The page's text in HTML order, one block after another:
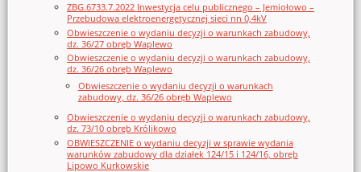
ZBG.6733.7.2022 Inwestycja celu publicznego – Jemiołowo –
Przebudowa elektroenergetycznej sieci nn 0,4kV
Obwieszczenie o wydaniu decyzji o warunkach zabudowy,
dz. 36/27 obręb Waplewo
Obwieszczenie o wydaniu decyzji o warunkach zabudowy,
dz. 36/26 obręb Waplewo
Obwieszczenie o wydaniu decyzji o warunkach
zabudowy, dz. 36/26 obręb Waplewo
Obwieszczenie o wydaniu decyzji o warunkach zabudowy,
dz. 73/10 obręb Królikowo
OBWIESZCZENIE o wydaniu decyzji w sprawie wydania
warunków zabudowy dla działek 124/15 i 124/16, obręb
Lipowo Kurkowskie